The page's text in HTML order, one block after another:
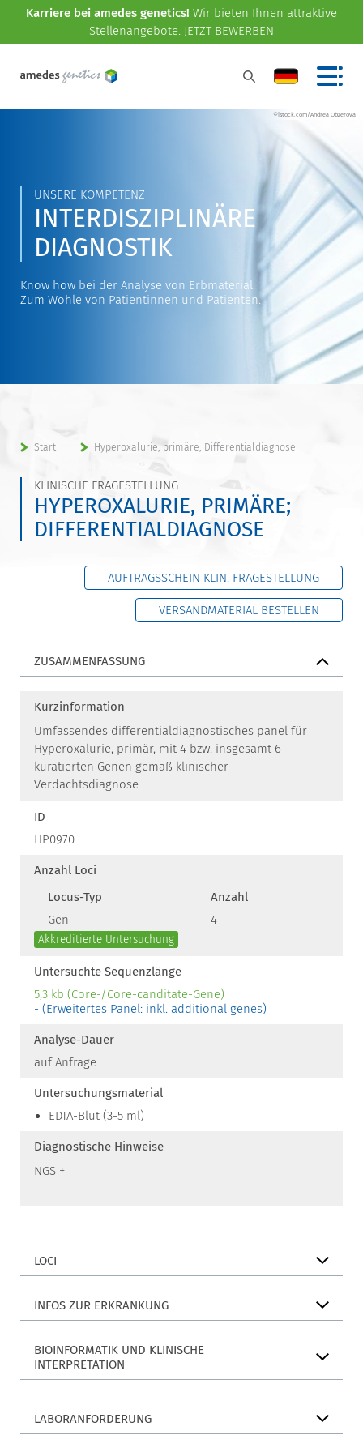
Karriere bei amedes genetics! Wir bieten Ihnen attraktive
Stellenangebote. JETZT BEWERBEN
©istock.com/Andrea Obzerova
UNSERE KOMPETENZ
INTERDISZIPLINÄRE
DIAGNOSTIK
Know how bei der Analyse von Erbmaterial.
Zum Wohle von Patientinnen und Patienten.
Start Hyperoxalurie, primäre; Differentialdiagnose
KLINISCHE FRAGESTELLUNG
HYPEROXALURIE, PRIMÄRE;
DIFFERENTIALDIAGNOSE
AUFTRAGSSCHEIN KLIN. FRAGESTELLUNG
VERSANDMATERIAL BESTELLEN
ZUSAMMENFASSUNG
Kurzinformation
Umfassendes differentialdiagnostisches panel für
Hyperoxalurie, primär, mit 4 bzw. insgesamt 6
kuratierten Genen gemäß klinischer
Verdachtsdiagnose
ID
HP0970
Anzahl Loci
Locus-Typ
Anzahl
Gen
4
Akkreditierte Untersuchung
Untersuchte Sequenzlänge
5,3 kb (Core-/Core-canditate-Gene)
- (Erweitertes Panel: inkl. additional genes)
Analyse-Dauer
auf Anfrage
Untersuchungsmaterial
EDTA-Blut (3-5 ml)
Diagnostische Hinweise
NGS +
LOCI
INFOS ZUR ERKRANKUNG
BIOINFORMATIK UND KLINISCHE
INTERPRETATION
LABORANFORDERUNG